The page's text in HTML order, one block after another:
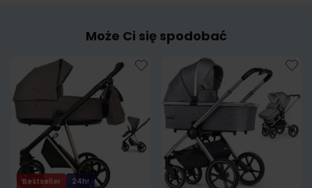
Może Ci się spodobać
Bestseller 24h!